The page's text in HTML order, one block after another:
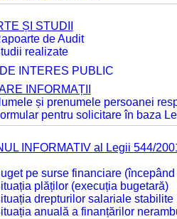
ȘI STUDII
de Audit
realizate
INTERES PUBLIC
INFORMAȚII
și prenumele persoanei
pentru solicitare în baza
INFORMATIV al Legii 544/
pe surse financiare
plăților (execuția bugetară)
drepturilor salariale
anuală a finanțărilor